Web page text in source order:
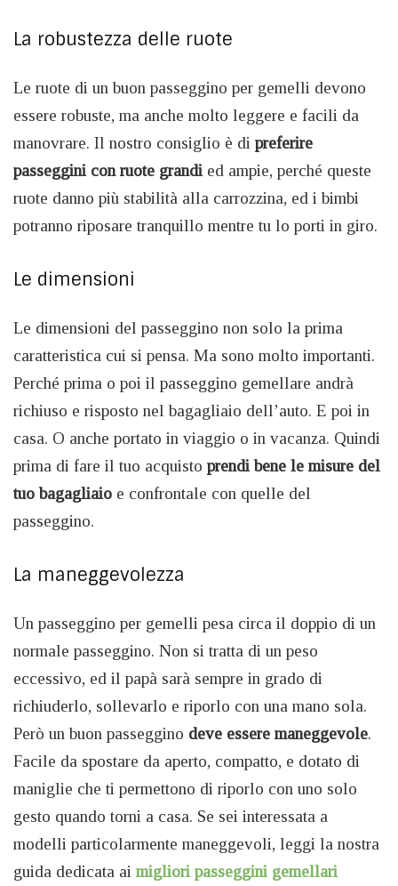
La robustezza delle ruote
Le ruote di un buon passeggino per gemelli devono
essere robuste, ma anche molto leggere e facili da
manovrare. Il nostro consiglio è di preferire
passeggini con ruote grandi ed ampie, perché queste
ruote danno più stabilità alla carrozzina, ed i bimbi
potranno riposare tranquillo mentre tu lo porti in giro.
Le dimensioni
Le dimensioni del passeggino non solo la prima
caratteristica cui si pensa. Ma sono molto importanti.
Perché prima o poi il passeggino gemellare andrà
richiuso e risposto nel bagagliaio dell’auto. E poi in
casa. O anche portato in viaggio o in vacanza. Quindi
prima di fare il tuo acquisto prendi bene le misure del
tuo bagagliaio e confrontale con quelle del
passeggino.
La maneggevolezza
Un passeggino per gemelli pesa circa il doppio di un
normale passeggino. Non si tratta di un peso
eccessivo, ed il papà sarà sempre in grado di
richiuderlo, sollevarlo e riporlo con una mano sola.
Però un buon passeggino deve essere maneggevole.
Facile da spostare da aperto, compatto, e dotato di
maniglie che ti permettono di riporlo con uno solo
gesto quando torni a casa. Se sei interessata a
modelli particolarmente maneggevoli, leggi la nostra
guida dedicata ai migliori passeggini gemellari